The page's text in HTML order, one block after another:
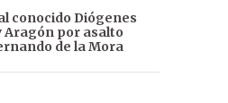
conocido Diógenes
Aragón por asalto
de la Mora